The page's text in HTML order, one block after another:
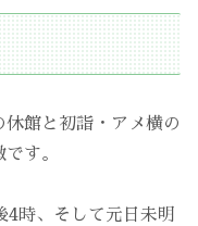
休館と初詣・アメ横の
す。
4時、そして元日未明